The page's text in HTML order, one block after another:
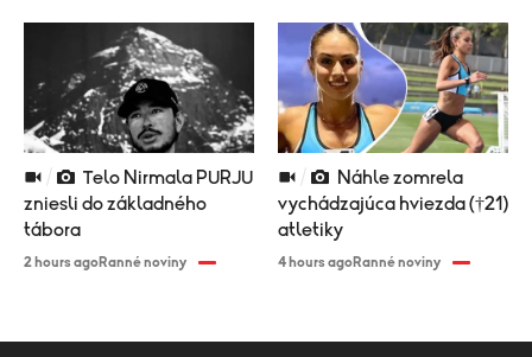
zniesli do základného
tábora
2 hours agoRanné noviny
vychádzajúca hviezda (†21)
atletiky
4 hours agoRanné noviny